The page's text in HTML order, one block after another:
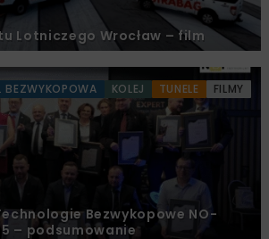
Lotniczego Wrocław – film
BEZWYKOPOWA KOLEJ TUNELE FILMY
Bezwykopowe NO-
– podsumowanie